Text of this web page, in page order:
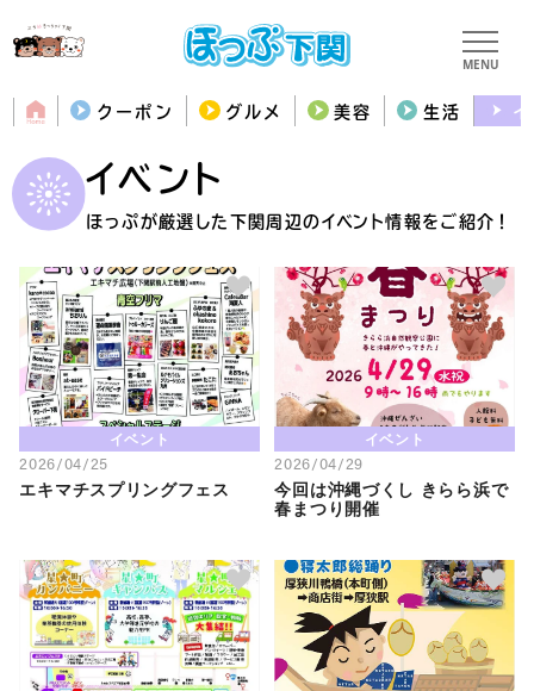
MENU
クーポン グルメ 美容 生活
イベント
ほっぷが厳選した下関周辺のイベント情報をご紹介！
イベント
2026/04/25
エキマチスプリングフェス
イベント
2026/04/29
今回は沖縄づくし きらら浜で
春まつり開催